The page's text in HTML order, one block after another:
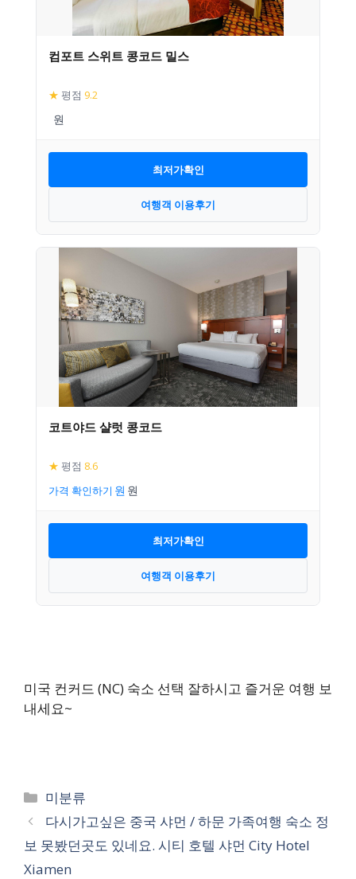
컴포트 스위트 콩코드 밀스
★ 평점 9.2
최저가확인
여행객 이용후기
코트야드 샬럿 콩코드
★ 평점 8.6
가격 확인하기
최저가확인
여행객 이용후기
미국 컨커드 (NC) 숙소 선택 잘하시고 즐거운 여행 보
내세요~
카
테
고
리
미분류
다시가고싶은 중국 샤먼 / 하문 가족여행 숙소 정
보 못봤던곳도 있네요. 시티 호텔 샤먼 City Hotel
Xiamen